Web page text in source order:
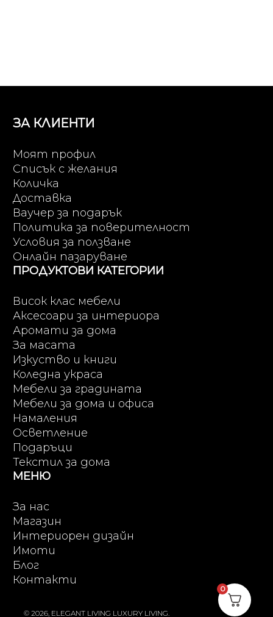
ЗА КЛИЕНТИ
Моят профил
Списък с желания
Количка
Доставка
Ваучер за подарък
Политика за поверителност
Условия за ползване
Онлайн пазаруване
ПРОДУКТОВИ КАТЕГОРИИ
Висок клас мебели
Аксесоари за интериора
Аромати за дома
За масата
Изкуство и книги
Коледна украса
Мебели за градината
Мебели за дома и офиса
Намаления
Осветление
Подаръци
Текстил за дома
МЕНЮ
За нас
Магазин
Интериорен дизайн
Имоти
Блог
Контакти
© 2026, ELEGANT LIVING LUXURY LIVING.
0